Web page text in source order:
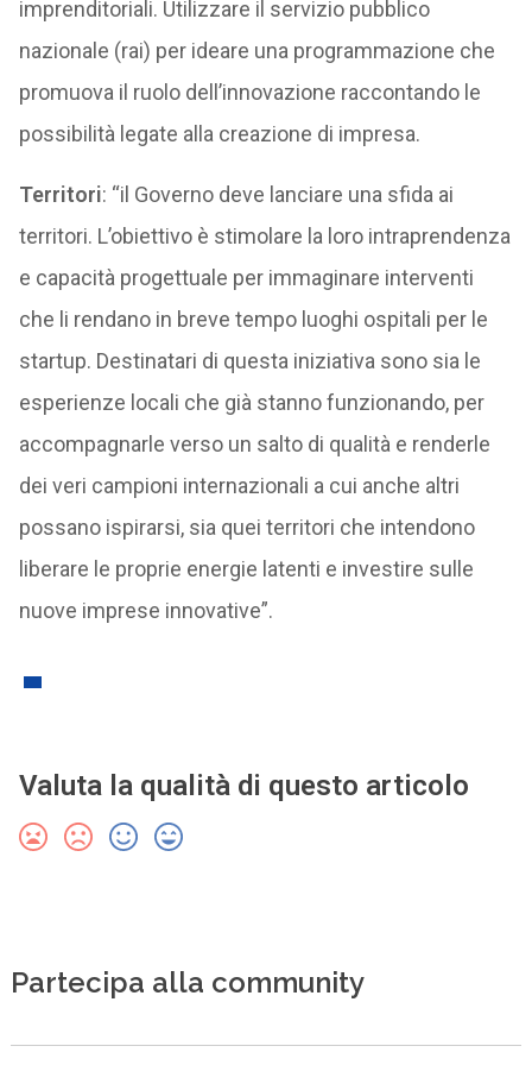
imprenditoriali. Utilizzare il servizio pubblico
nazionale (rai) per ideare una programmazione che
promuova il ruolo dell’innovazione raccontando le
possibilità legate alla creazione di impresa.
Territori: “il Governo deve lanciare una sfida ai
territori. L’obiettivo è stimolare la loro intraprendenza
e capacità progettuale per immaginare interventi
che li rendano in breve tempo luoghi ospitali per le
startup. Destinatari di questa iniziativa sono sia le
esperienze locali che già stanno funzionando, per
accompagnarle verso un salto di qualità e renderle
dei veri campioni internazionali a cui anche altri
possano ispirarsi, sia quei territori che intendono
liberare le proprie energie latenti e investire sulle
nuove imprese innovative”.
Valuta la qualità di questo articolo
Partecipa alla community